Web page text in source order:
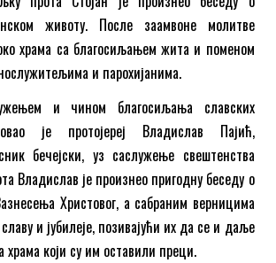
животу. После заамвоне молитве
храма са благосиљањем жита и поменом
и парохијанима.
и чином благосиљања славских
је протојереј Владислав Пајић,
бечејски, уз саслужење свештенства
Владислав је произнео пригодну беседу о
Христовог, а сабраним верницима
и јубилеје, позивајући их да се и даље
храма који су им оставили преци.